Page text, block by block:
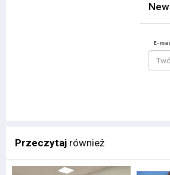
E-
Przeczytaj również